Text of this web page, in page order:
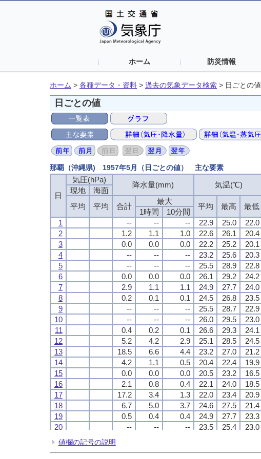
ホーム 防災情報
ホーム > 各種データ・資料 > 過去の気象データ検索 > 日ごとの値
日ごとの値
那覇（沖縄県) 1957年5月（日ごとの値） 主な要素
日
気圧(hPa)
降水量(mm) 気温(℃)
現地
海面
平均
平均 合計
最大
平均 最高 最低
1時間 10分間
1
-- -- -- 22.9 25.0 22.0
2
1.2 1.1 1.0 22.6 26.1 20.4
3
0.0 0.0 0.0 22.2 25.2 20.1
4
-- -- -- 23.2 25.6 20.3
5
-- -- -- 25.5 28.9 22.8
6
0.0 0.0 0.0 26.1 29.2 24.2
7
2.9 1.1 1.1 24.9 27.7 24.0
8
0.2 0.1 0.1 24.5 26.8 23.5
9
-- -- -- 25.5 28.7 22.9
10
-- -- -- 26.0 29.5 23.0
11
0.4 0.2 0.1 26.6 29.3 24.1
12
5.2 4.2 2.9 25.1 28.5 24.5
13
18.5 6.6 4.4 23.2 27.0 21.2
14
4.2 1.1 0.5 20.4 22.4 19.9
15
0.0 0.0 0.0 20.5 23.2 16.5
16
2.1 0.8 0.4 22.1 24.0 18.5
17
17.2 3.4 1.3 22.0 23.4 20.9
18
6.7 5.0 3.7 24.6 27.5 21.4
19
0.5 0.4 0.4 24.9 27.7 23.3
20
-- -- -- 23.5 25.4 23.0
21
22
日
気圧(hPa)
降水量(mm) 気温(℃)
現地
海面
平均
平均 合計
最大
平均 最高 最低
1時間 10分間
1
-- -- -- 22.9 25.0 22.0
2
1.2 1.1 1.0 22.6 26.1 20.4
3
0.0 0.0 0.0 22.2 25.2 20.1
4
-- -- -- 23.2 25.6 20.3
5
-- -- -- 25.5 28.9 22.8
6
0.0 0.0 0.0 26.1 29.2 24.2
7
2.9 1.1 1.1 24.9 27.7 24.0
8
0.2 0.1 0.1 24.5 26.8 23.5
9
-- -- -- 25.5 28.7 22.9
10
-- -- -- 26.0 29.5 23.0
11
0.4 0.2 0.1 26.6 29.3 24.1
12
5.2 4.2 2.9 25.1 28.5 24.5
13
18.5 6.6 4.4 23.2 27.0 21.2
14
4.2 1.1 0.5 20.4 22.4 19.9
15
0.0 0.0 0.0 20.5 23.2 16.5
16
2.1 0.8 0.4 22.1 24.0 18.5
17
17.2 3.4 1.3 22.0 23.4 20.9
18
6.7 5.0 3.7 24.6 27.5 21.4
19
0.5 0.4 0.4 24.9 27.7 23.3
20
-- -- -- 23.5 25.4 23.0
21
22
日
気圧(hPa)
降水量(mm) 気温(℃)
現地
海面
平均
平均 合計
最大
平均 最高 最低
1時間 10分間
1
-- -- -- 22.9 25.0 22.0
2
1.2 1.1 1.0 22.6 26.1 20.4
3
0.0 0.0 0.0 22.2 25.2 20.1
4
-- -- -- 23.2 25.6 20.3
5
-- -- -- 25.5 28.9 22.8
6
0.0 0.0 0.0 26.1 29.2 24.2
7
2.9 1.1 1.1 24.9 27.7 24.0
8
0.2 0.1 0.1 24.5 26.8 23.5
9
-- -- -- 25.5 28.7 22.9
10
-- -- -- 26.0 29.5 23.0
11
0.4 0.2 0.1 26.6 29.3 24.1
12
5.2 4.2 2.9 25.1 28.5 24.5
13
18.5 6.6 4.4 23.2 27.0 21.2
14
4.2 1.1 0.5 20.4 22.4 19.9
15
0.0 0.0 0.0 20.5 23.2 16.5
16
2.1 0.8 0.4 22.1 24.0 18.5
17
17.2 3.4 1.3 22.0 23.4 20.9
18
6.7 5.0 3.7 24.6 27.5 21.4
19
0.5 0.4 0.4 24.9 27.7 23.3
20
-- -- -- 23.5 25.4 23.0
21
22
日
気圧(hPa)
降水量(mm) 気温(℃)
現地
海面
平均
平均 合計
最大
平均 最高 最低
1時間 10分間
1
-- -- -- 22.9 25.0 22.0
2
1.2 1.1 1.0 22.6 26.1 20.4
3
0.0 0.0 0.0 22.2 25.2 20.1
4
-- -- -- 23.2 25.6 20.3
5
-- -- -- 25.5 28.9 22.8
6
0.0 0.0 0.0 26.1 29.2 24.2
7
2.9 1.1 1.1 24.9 27.7 24.0
8
0.2 0.1 0.1 24.5 26.8 23.5
9
-- -- -- 25.5 28.7 22.9
10
-- -- -- 26.0 29.5 23.0
11
0.4 0.2 0.1 26.6 29.3 24.1
12
5.2 4.2 2.9 25.1 28.5 24.5
13
18.5 6.6 4.4 23.2 27.0 21.2
14
4.2 1.1 0.5 20.4 22.4 19.9
15
0.0 0.0 0.0 20.5 23.2 16.5
16
2.1 0.8 0.4 22.1 24.0 18.5
17
17.2 3.4 1.3 22.0 23.4 20.9
18
6.7 5.0 3.7 24.6 27.5 21.4
19
0.5 0.4 0.4 24.9 27.7 23.3
20
-- -- -- 23.5 25.4 23.0
21
22
値欄の記号の説明